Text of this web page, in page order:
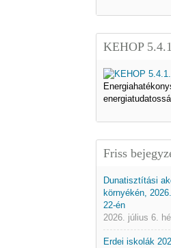
KEHOP
Friss
Dunatisztítási
környékén,
22-én
2026. július 6.
Erdei iskolák